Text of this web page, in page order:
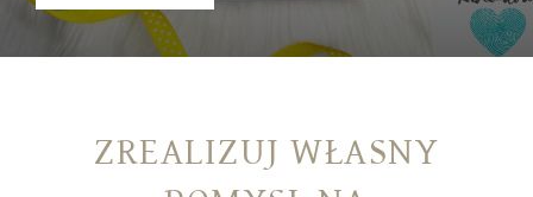
ZREALIZUJ WŁASNY